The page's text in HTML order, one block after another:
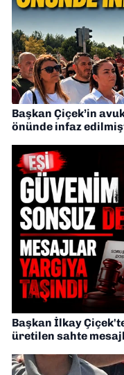
Başkan Çiçek’in
önünde infaz
Başkan İlkay
üretilen sahte